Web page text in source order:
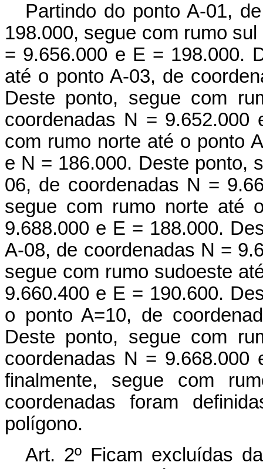
Partindo do ponto A-01,
198.000, segue com rumo
= 9.656.000 e E = 198.000.
até o ponto A-03, de
Deste ponto, segue com
coordenadas N =
com rumo norte até o ponto
e N = 186.000. Deste ponto,
06, de coordenadas N =
segue com rumo norte até
9.688.000 e E = 188.000.
A-08, de coordenadas N =
segue com rumo sudoeste
9.660.400 e E = 190.600.
o ponto A=10, de
Deste ponto, segue com
coordenadas N =
finalmente, segue com
coordenadas foram
polígono.
Art. 2º Ficam excluídas